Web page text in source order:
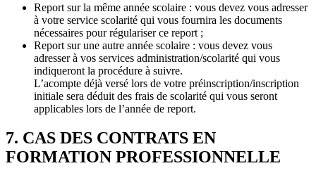
Report sur la même année scolaire : vous devez vous adresser
à votre service scolarité qui vous fournira les documents
nécessaires pour régulariser ce report ;
Report sur une autre année scolaire : vous devez vous
adresser à vos services administration/scolarité qui vous
indiqueront la procédure à suivre.
L’acompte déjà versé lors de votre préinscription/inscription
initiale sera déduit des frais de scolarité qui vous seront
applicables lors de l’année de report.
7. CAS DES CONTRATS EN
FORMATION PROFESSIONNELLE